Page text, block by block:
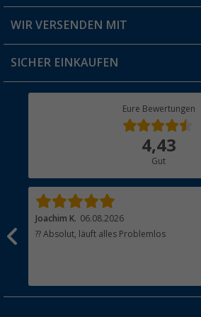
Jobs & Karriere
Versandinformationen
Rücksendung
WIR VERSENDEN MIT
SICHER EINKAUFEN
Eure Bewertungen
4,43
Gut
Joachim K. 06.08.2026
?? Absolut, läuft alles Problemlos